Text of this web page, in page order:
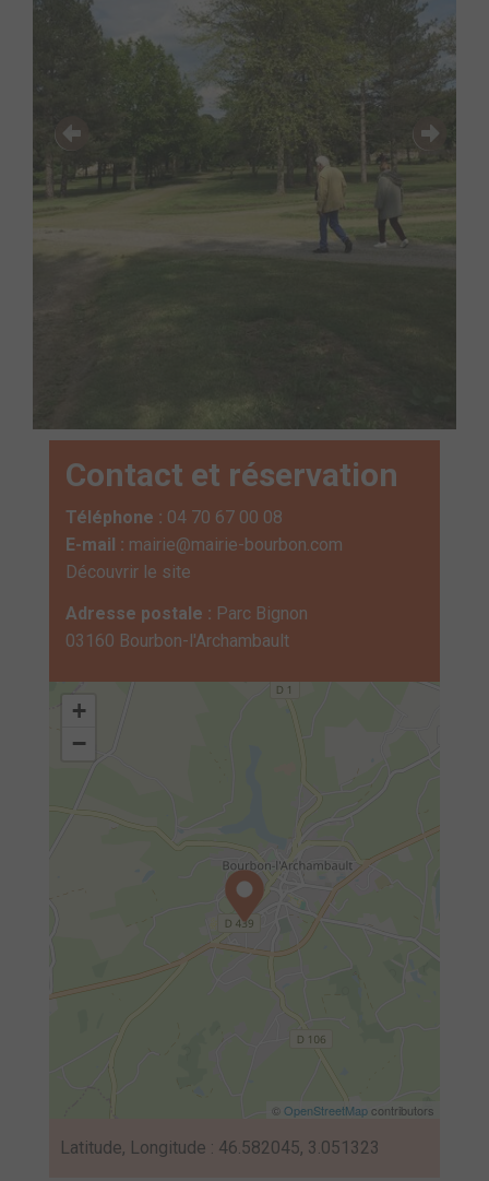
Contact et réservation
Téléphone : 04 70 67 00 08
E-mail : mairie@mairie-bourbon.com
Découvrir le site
Adresse postale : Parc Bignon
03160 Bourbon-l'Archambault
+
−
© OpenStreetMapcontributors
Latitude, Longitude : 46.582045, 3.051323